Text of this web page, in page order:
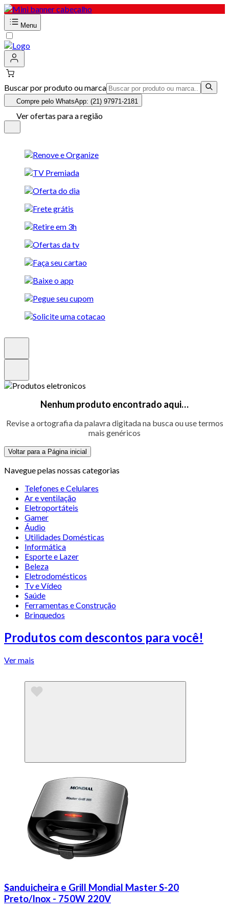
Menu
Buscar por produto ou marca
Compre pelo WhatsApp: (21) 97971-2181
Ver ofertas para a região
Nenhum produto encontrado aqui…
Revise a ortografia da palavra digitada na busca ou use termos
mais genéricos
Voltar para a Página inicial
Navegue pelas nossas categorias
Telefones e Celulares
Ar e ventilação
Eletroportáteis
Gamer
Áudio
Utilidades Domésticas
Informática
Esporte e Lazer
Beleza
Eletrodomésticos
Tv e Vídeo
Saúde
Ferramentas e Construção
Brinquedos
Produtos com descontos para você!
Ver mais
Sanduicheira e Grill Mondial Master S-20
Preto/Inox - 750W 220V